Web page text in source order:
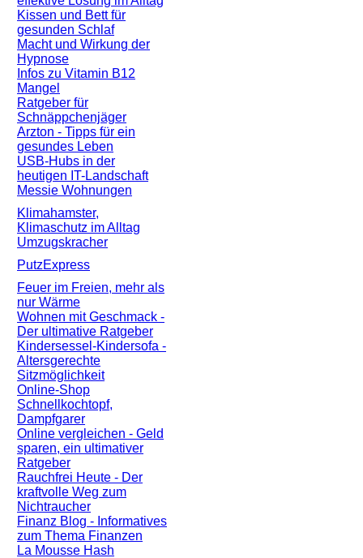
Kissen und Bett für
gesunden Schlaf
Macht und Wirkung der
Hypnose
Infos zu Vitamin B12
Mangel
Ratgeber für
Schnäppchenjäger
Arzton - Tipps für ein
gesundes Leben
USB-Hubs in der
heutigen IT-Landschaft
Messie Wohnungen
Klimahamster,
Klimaschutz im Alltag
Umzugskracher
PutzExpress
Feuer im Freien, mehr als
nur Wärme
Wohnen mit Geschmack -
Der ultimative Ratgeber
Kindersessel-Kindersofa -
Altersgerechte
Sitzmöglichkeit
Online-Shop
Schnellkochtopf,
Dampfgarer
Online vergleichen - Geld
sparen, ein ultimativer
Ratgeber
Rauchfrei Heute - Der
kraftvolle Weg zum
Nichtraucher
Finanz Blog - Informatives
zum Thema Finanzen
La Mousse Hash